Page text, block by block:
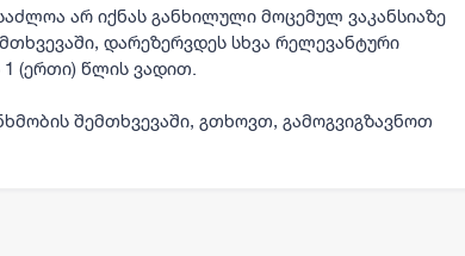
არ იქნას განხილული მოცემულ ვაკანსიაზე
დარეზერვდეს სხვა რელევანტური
1 (ერთი) წლის ვადით.
შემთხვევაში, გთხოვთ, გამოგვიგზავნოთ